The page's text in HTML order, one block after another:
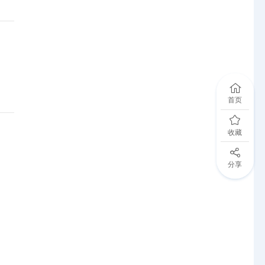
首页
收藏
分享